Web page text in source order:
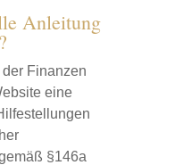
Anleitung
Finanzen
eine
§146a